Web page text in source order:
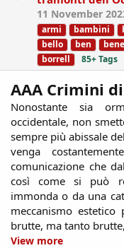
n
s
:
11 November
armi
bambini
bello
ben bene
borrell
85+ Tags
AAA Crimini
Nonostante sia
occidentale, non
sempre più abissale
venga
comunicazione che
così come si può
immonda o da una
meccanismo
brutte, ma tanto
View more